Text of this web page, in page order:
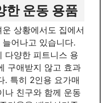
한 운동 용품
상황에서도 집에서
어나고 있습니다.
다양한 피트니스 용
구애받지 않고 효과
. 특히 2인용 요가매
나 친구와 함께 운동